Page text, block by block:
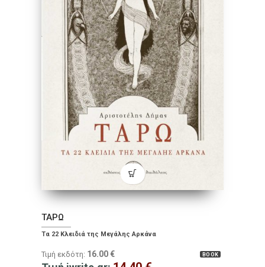
ΤΑΡΩ
Τα 22 Κλειδιά της Μεγάλης Αρκάνα
BOOK
Τιμή εκδότη: 16.00 €